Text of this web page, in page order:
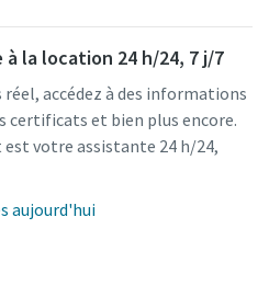
la location 24 h/24, 7 j/7
accédez à des informations
certificats et bien plus encore.
votre assistante 24 h/24,
aujourd'hui